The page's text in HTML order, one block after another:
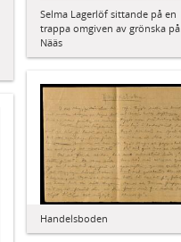
Selma Lagerlöf sittande på en
trappa omgiven av grönska på
Nääs
Handelsboden